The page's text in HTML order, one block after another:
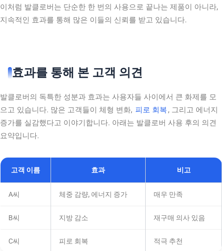
이처럼 발클로버는 단순한 한 번의 사용으로 끝나는 제품이 아니라,
지속적인 효과를 통해 많은 이들의 신뢰를 받고 있습니다.
효과를 통해 본 고객 의견
발클로버의 독특한 성분과 효과는 사용자들 사이에서 큰 화제를 모
으고 있습니다. 많은 고객들이 체형 변화, 피로 회복 , 그리고 에너지
증가를 실감했다고 이야기합니다. 아래는 발클로버 사용 후의 의견
요약입니다.
고객 이름 효과 비고
A씨 체중 감량, 에너지 증가 매우 만족
B씨 지방 감소 재구매 의사 있음
C씨 피로 회복 적극 추천